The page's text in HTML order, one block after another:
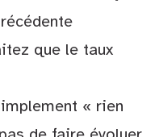
que le taux
« rien